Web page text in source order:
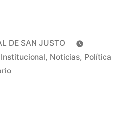
DE SAN JUSTO
Institucional, Noticias, Política